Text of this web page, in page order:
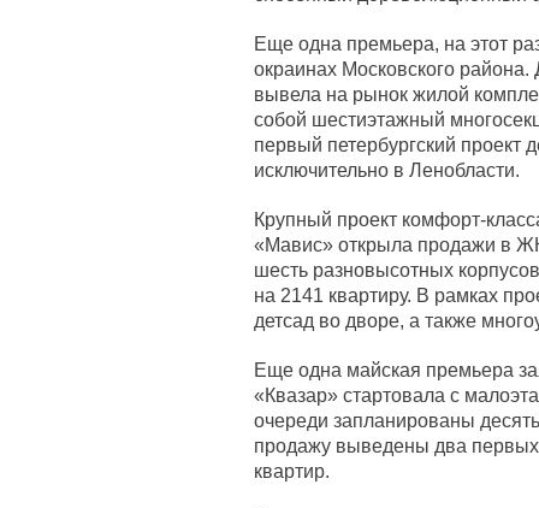
Еще одна премьера, на этот
окраинах Московского
вывела на рынок жилой
собой шестиэтажный
первый петербургский проект
исключительно в Ленобласти.
Крупный проект комфорт-
«Мавис» открыла продажи в
шесть разновысотных
на 2141 квартиру. В рамках
детсад во дворе, а также
Еще одна майская премьера
«Квазар» стартовала с
очереди запланированы
продажу выведены два
квартир.